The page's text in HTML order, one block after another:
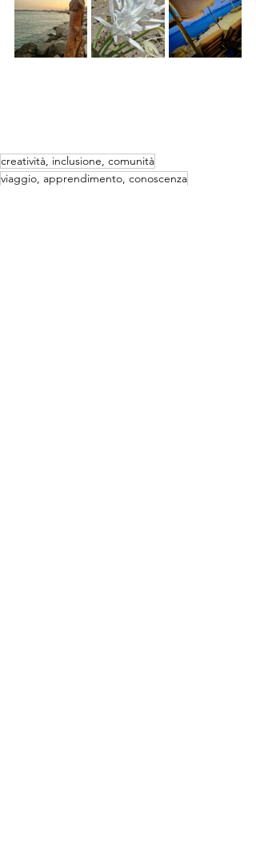
creatività, inclusione, comunità
viaggio, apprendimento, conoscenza